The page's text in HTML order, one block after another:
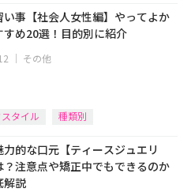
い事【社会人女性編】やってよか
すめ20選！目的別に紹介
｜ その他
タイル 種類別
力的な口元【ティースジュエリ
？注意点や矯正中でもできるのか
解説